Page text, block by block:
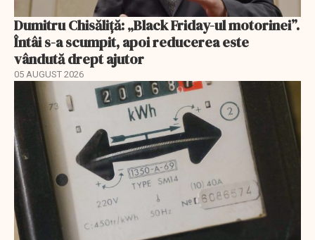
Dumitru Chisăliță: „Black Friday-ul motorinei”.
Întâi s-a scumpit, apoi reducerea este
vândută drept ajutor
05 AUGUST 2026